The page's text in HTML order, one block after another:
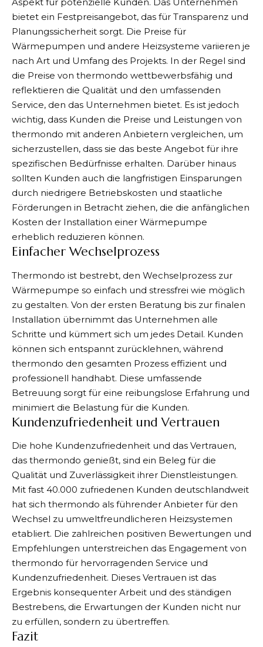
Aspekt für potenzielle Kunden. Das Unternehmen
bietet ein Festpreisangebot, das für Transparenz und
Planungssicherheit sorgt. Die Preise für
Wärmepumpen und andere Heizsysteme variieren je
nach Art und Umfang des Projekts. In der Regel sind
die Preise von thermondo wettbewerbsfähig und
reflektieren die Qualität und den umfassenden
Service, den das Unternehmen bietet. Es ist jedoch
wichtig, dass Kunden die Preise und Leistungen von
thermondo mit anderen Anbietern vergleichen, um
sicherzustellen, dass sie das beste Angebot für ihre
spezifischen Bedürfnisse erhalten. Darüber hinaus
sollten Kunden auch die langfristigen Einsparungen
durch niedrigere Betriebskosten und staatliche
Förderungen in Betracht ziehen, die die anfänglichen
Kosten der Installation einer Wärmepumpe
erheblich reduzieren können.
Einfacher Wechselprozess
Thermondo ist bestrebt, den Wechselprozess zur
Wärmepumpe so einfach und stressfrei wie möglich
zu gestalten. Von der ersten Beratung bis zur finalen
Installation übernimmt das Unternehmen alle
Schritte und kümmert sich um jedes Detail. Kunden
können sich entspannt zurücklehnen, während
thermondo den gesamten Prozess effizient und
professionell handhabt. Diese umfassende
Betreuung sorgt für eine reibungslose Erfahrung und
minimiert die Belastung für die Kunden.
Kundenzufriedenheit und Vertrauen
Die hohe Kundenzufriedenheit und das Vertrauen,
das thermondo genießt, sind ein Beleg für die
Qualität und Zuverlässigkeit ihrer Dienstleistungen.
Mit fast 40.000 zufriedenen Kunden deutschlandweit
hat sich thermondo als führender Anbieter für den
Wechsel zu umweltfreundlicheren Heizsystemen
etabliert. Die zahlreichen positiven Bewertungen und
Empfehlungen unterstreichen das Engagement von
thermondo für hervorragenden Service und
Kundenzufriedenheit. Dieses Vertrauen ist das
Ergebnis konsequenter Arbeit und des ständigen
Bestrebens, die Erwartungen der Kunden nicht nur
zu erfüllen, sondern zu übertreffen.
Fazit